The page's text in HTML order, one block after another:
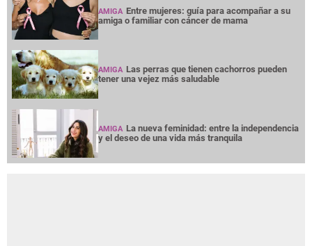
AMIGA Entre mujeres: guía para acompañar a su
amiga o familiar con cáncer de mama
AMIGA Las perras que tienen cachorros pueden
tener una vejez más saludable
AMIGA La nueva feminidad: entre la independencia
y el deseo de una vida más tranquila